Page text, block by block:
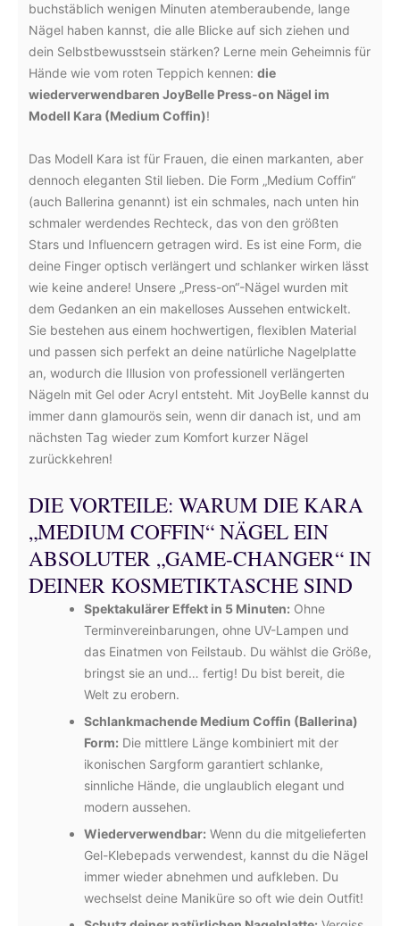
buchstäblich wenigen Minuten atemberaubende, lange
Nägel haben kannst, die alle Blicke auf sich ziehen und
dein Selbstbewusstsein stärken? Lerne mein Geheimnis für
Hände wie vom roten Teppich kennen: die
wiederverwendbaren JoyBelle Press-on Nägel im
Modell Kara (Medium Coffin)!
Das Modell Kara ist für Frauen, die einen markanten, aber
dennoch eleganten Stil lieben. Die Form „Medium Coffin“
(auch Ballerina genannt) ist ein schmales, nach unten hin
schmaler werdendes Rechteck, das von den größten
Stars und Influencern getragen wird. Es ist eine Form, die
deine Finger optisch verlängert und schlanker wirken lässt
wie keine andere! Unsere „Press-on“-Nägel wurden mit
dem Gedanken an ein makelloses Aussehen entwickelt.
Sie bestehen aus einem hochwertigen, flexiblen Material
und passen sich perfekt an deine natürliche Nagelplatte
an, wodurch die Illusion von professionell verlängerten
Nägeln mit Gel oder Acryl entsteht. Mit JoyBelle kannst du
immer dann glamourös sein, wenn dir danach ist, und am
nächsten Tag wieder zum Komfort kurzer Nägel
zurückkehren!
DIE VORTEILE: WARUM DIE KARA
„MEDIUM COFFIN“ NÄGEL EIN
ABSOLUTER „GAME-CHANGER“ IN
DEINER KOSMETIKTASCHE SIND
Spektakulärer Effekt in 5 Minuten: Ohne
Terminvereinbarungen, ohne UV-Lampen und
das Einatmen von Feilstaub. Du wählst die Größe,
bringst sie an und… fertig! Du bist bereit, die
Welt zu erobern.
Schlankmachende Medium Coffin (Ballerina)
Form: Die mittlere Länge kombiniert mit der
ikonischen Sargform garantiert schlanke,
sinnliche Hände, die unglaublich elegant und
modern aussehen.
Wiederverwendbar: Wenn du die mitgelieferten
Gel-Klebepads verwendest, kannst du die Nägel
immer wieder abnehmen und aufkleben. Du
wechselst deine Maniküre so oft wie dein Outfit!